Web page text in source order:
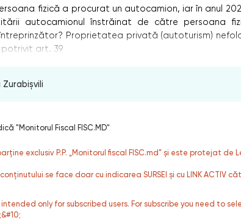
fizică a procurat un autocamion, iar în anul
autocamionul înstrăinat de către persoana
Proprietatea privată (autoturism)
art. 39
Zurabișvili
"Monitorul Fiscal FISC.MD"
exclusiv P.P. „Monitorul fiscal FISC.md” și este protejat de
se face doar cu indicarea SURSEI și cu LINK ACTIV
only for subscribed users. For subscribe you need to